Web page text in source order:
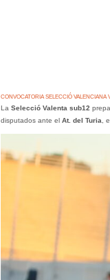
CONVOCATORIA SELECCIÓ VALENCIANA
La Selecció Valenta sub12
disputados ante el At. del Turia ,